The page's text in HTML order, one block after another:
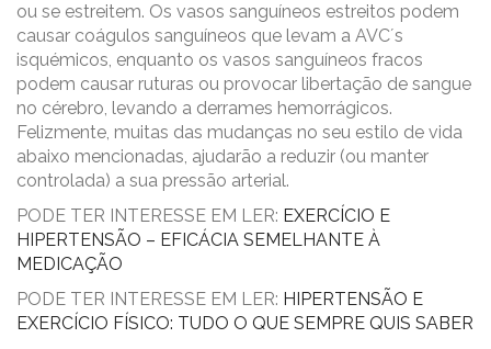
ou se estreitem. Os vasos sanguíneos estreitos podem
causar coágulos sanguíneos que levam a AVC´s
isquémicos, enquanto os vasos sanguíneos fracos
podem causar ruturas ou provocar libertação de sangue
no cérebro, levando a derrames hemorrágicos.
Felizmente, muitas das mudanças no seu estilo de vida
abaixo mencionadas, ajudarão a reduzir (ou manter
controlada) a sua pressão arterial.
PODE TER INTERESSE EM LER: EXERCÍCIO E
HIPERTENSÃO – EFICÁCIA SEMELHANTE À
MEDICAÇÃO
PODE TER INTERESSE EM LER: HIPERTENSÃO E
EXERCÍCIO FÍSICO: TUDO O QUE SEMPRE QUIS SABER